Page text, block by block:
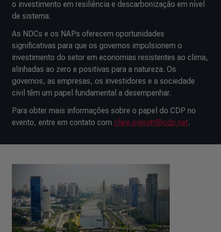
o investimento em resiliência e descarbonização em nível
de sistema.
As NDCs e os NAPs oferecem oportunidades
significativas para que os governos impulsionem o
investimento do setor em economias resistentes ao clima,
alinhadas ao zero e positivas para a natureza. Os
governos, as empresas, os investidores e a sociedade
civil têm um papel fundamental a desempenhar.
Para obter mais informações sobre o papel do CDP no
evento, entre em contato com clare.everett@cdp.net.